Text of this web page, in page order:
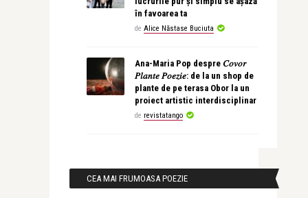
în favoarea ta
de Alice Năstase Buciuta
Ana-Maria Pop despre 𝐶𝑜𝑣𝑜𝑟
𝑃𝑙𝑎𝑛𝑡𝑒 𝑃𝑜𝑒𝑧𝑖𝑒: de la un shop de
plante de pe terasa Obor la un
proiect artistic interdisciplinar
de revistatango
CEA MAI FRUMOASA POEZIE